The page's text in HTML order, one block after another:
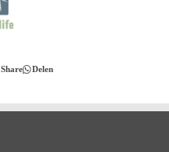
Share Delen